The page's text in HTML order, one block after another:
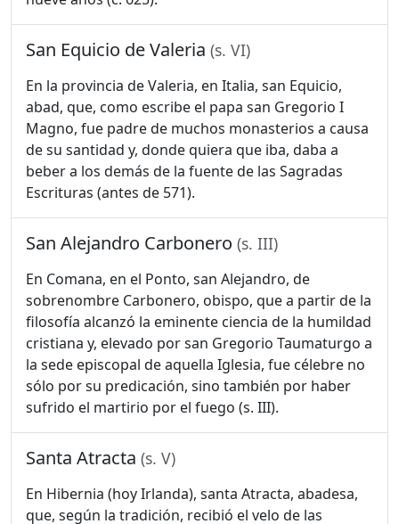
San Equicio de Valeria (s. VI)
En la provincia de Valeria, en Italia, san Equicio,
abad, que, como escribe el papa san Gregorio I
Magno, fue padre de muchos monasterios a causa
de su santidad y, donde quiera que iba, daba a
beber a los demás de la fuente de las Sagradas
Escrituras (antes de 571).
San Alejandro Carbonero (s. III)
En Comana, en el Ponto, san Alejandro, de
sobrenombre Carbonero, obispo, que a partir de la
filosofía alcanzó la eminente ciencia de la humildad
cristiana y, elevado por san Gregorio Taumaturgo a
la sede episcopal de aquella Iglesia, fue célebre no
sólo por su predicación, sino también por haber
sufrido el martirio por el fuego (s. III).
Santa Atracta (s. V)
En Hibernia (hoy Irlanda), santa Atracta, abadesa,
que, según la tradición, recibió el velo de las